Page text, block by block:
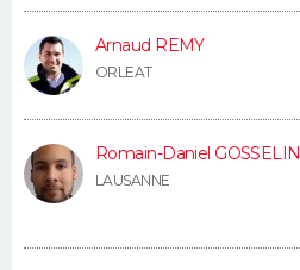
Arnaud REMY
ORLEAT
Romain-Daniel GOSSELIN
LAUSANNE